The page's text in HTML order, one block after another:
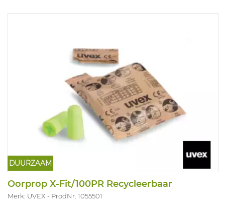
DUURZAAM
Oorprop X-Fit/100PR Recycleerbaar
Merk: UVEX ProdNr. 1055501